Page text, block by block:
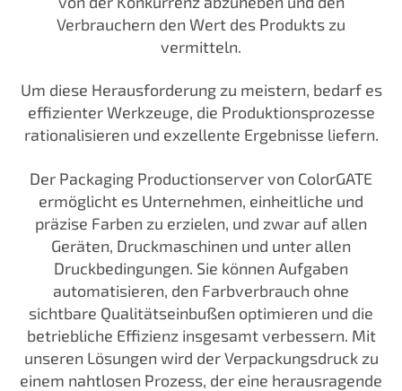
Verbrauchern den Wert des Produkts zu
vermitteln.
Um diese Herausforderung zu meistern, bedarf es
effizienter Werkzeuge, die Produktionsprozesse
rationalisieren und exzellente Ergebnisse liefern.
Der Packaging Productionserver von ColorGATE
ermöglicht es Unternehmen, einheitliche und
präzise Farben zu erzielen, und zwar auf allen
Geräten, Druckmaschinen und unter allen
Druckbedingungen. Sie können Aufgaben
automatisieren, den Farbverbrauch ohne
sichtbare Qualitätseinbußen optimieren und die
betriebliche Effizienz insgesamt verbessern. Mit
unseren Lösungen wird der Verpackungsdruck zu
einem nahtlosen Prozess, der eine herausragende